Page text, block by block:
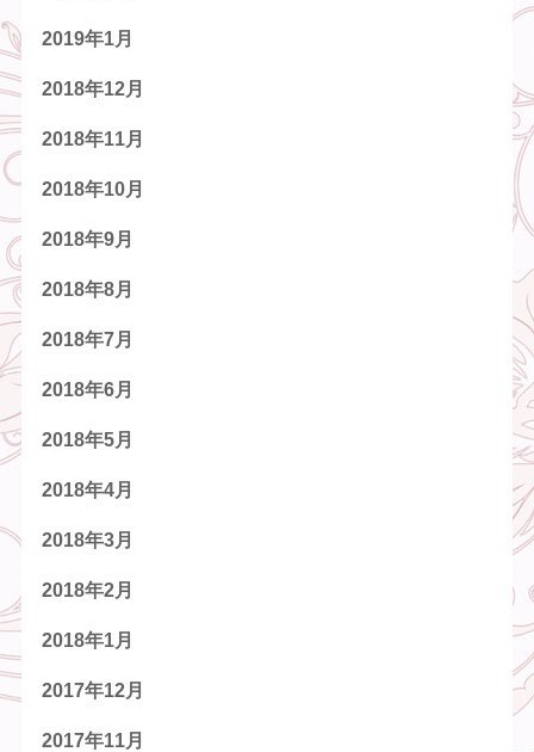
2019年1月
2018年12月
2018年11月
2018年10月
2018年9月
2018年8月
2018年7月
2018年6月
2018年5月
2018年4月
2018年3月
2018年2月
2018年1月
2017年12月
2017年11月